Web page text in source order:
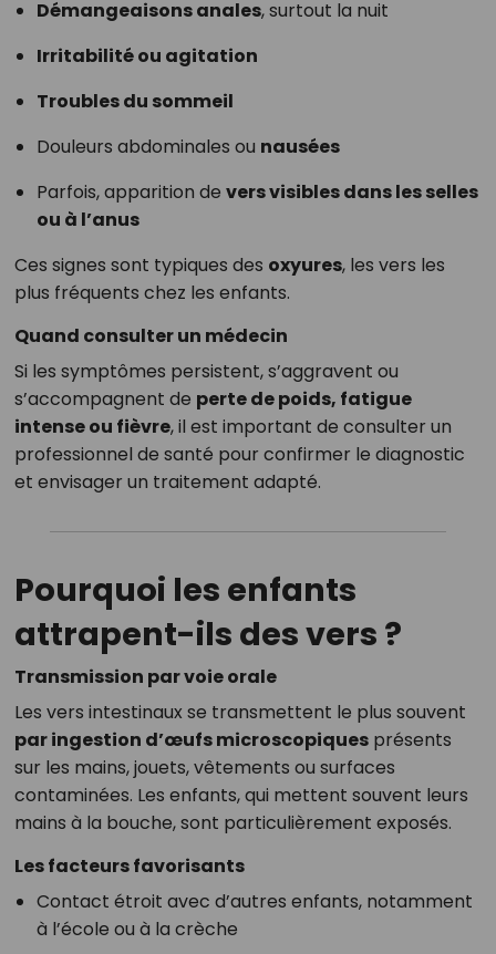
Démangeaisons anales, surtout la nuit
Irritabilité ou agitation
Troubles du sommeil
Douleurs abdominales ou nausées
Parfois, apparition de vers visibles dans les selles
ou à l’anus
Ces signes sont typiques des oxyures, les vers les
plus fréquents chez les enfants.
Quand consulter un médecin
Si les symptômes persistent, s’aggravent ou
s’accompagnent de perte de poids, fatigue
intense ou fièvre, il est important de consulter un
professionnel de santé pour confirmer le diagnostic
et envisager un traitement adapté.
Pourquoi les enfants
attrapent-ils des vers ?
Transmission par voie orale
Les vers intestinaux se transmettent le plus souvent
par ingestion d’œufs microscopiquesprésents
sur les mains, jouets, vêtements ou surfaces
contaminées. Les enfants, qui mettent souvent leurs
mains à la bouche, sont particulièrement exposés.
Les facteurs favorisants
Contact étroit avec d’autres enfants, notamment
à l’école ou à la crèche